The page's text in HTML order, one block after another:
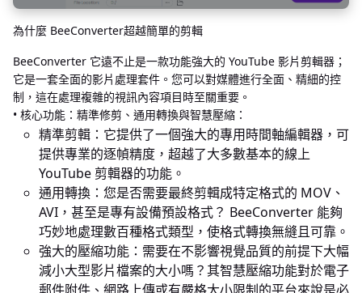
為什麼 BeeConverter超越簡單的剪輯
BeeConverter 它遠不止是一款功能強大的 YouTube 影片剪輯器；
它是一套全面的影片處理套件。您可以對媒體進行全面、精細的控
制，這在處理複雜的視訊內容項目時至關重要。
• 核心功能：精準修剪、通用轉換與智慧壓縮：
精準剪輯：它提供了一個強大的專用時間軸編輯器，可
提供專業的逐幀精度，超越了大多數基本的線上
YouTube 剪輯器的功能。
通用轉換：您是否需要最終剪輯成特定格式的 MOV、
AVI，甚至是專有設備預設格式？ BeeConverter 能夠
巧妙地處理數百種格式類型，使格式轉換無縫且可靠。
強大的壓縮功能：需要在不影響視覺品質的前提下大幅
減小大型影片檔案的大小嗎？其智慧壓縮功能對於電子